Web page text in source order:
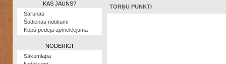
Šodienas
notikumi
KAS JAUNS?
· Sarunas
· Šodienas notikumi
· Kopš pēdējā apmeklējuma
NODERĪGI
· Sākumlapa
TORŅU PUNKTI